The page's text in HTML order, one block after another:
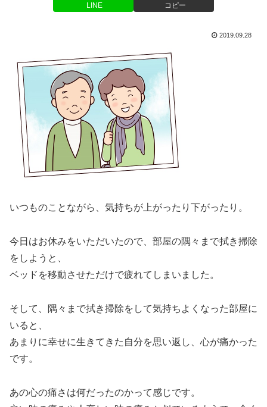
LINE コピー
2019.09.28
いつものことながら、気持ちが上がったり下がったり。
今日はお休みをいただいたので、部屋の隅々まで拭き掃除
をしようと、
ベッドを移動させただけで疲れてしまいました。
そして、隅々まで拭き掃除をして気持ちよくなった部屋に
いると、
あまりに幸せに生きてきた自分を思い返し、心が痛かった
です。
あの心の痛さは何だったのかって感じです。